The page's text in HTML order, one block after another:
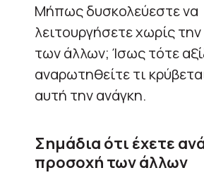
Μήπως δυσκολεύεστε να
λειτουργήσετε χωρίς
των άλλων; Ίσως τότε
αναρωτηθείτε τι
αυτή την ανάγκη.
Σημάδια ότι έχετε
προσοχή των άλλων